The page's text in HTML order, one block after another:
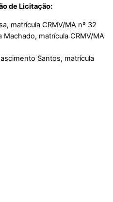
de Licitação:
matrícula CRMV/MA nº 32
Machado, matrícula CRMV/MA
Santos, matrícula